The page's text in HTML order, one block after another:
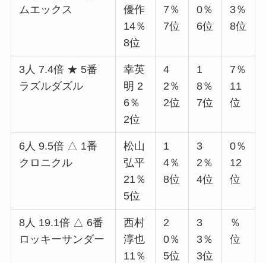
ムエックス
優作
14％
8位
7％
7位
0％
6位
3％
8位
3人 7.4倍 ★ 5番
ラズルダズル
幸英
明 2
6％
2位
4
2％
2位
1
8％
7位
7％
11
位
6人 9.5倍 △ 1番
クロニクル
松山
弘平
21％
5位
1
4％
8位
3
2％
4位
0％
12
位
8人 19.1倍 △ 6番
ロッキーサンダー
西村
淳也
11％
2
0％
5位
3
3％
3位
％
位